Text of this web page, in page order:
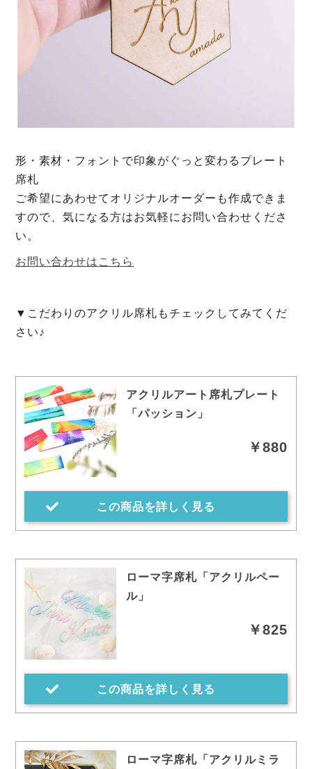
形・素材・フォントで印象がぐっと変わるプレート
席札
ご希望にあわせてオリジナルオーダーも作成できま
すので、気になる方はお気軽にお問い合わせくださ
い。
お問い合わせはこちら
▼こだわりのアクリル席札もチェックしてみてくだ
さい♪
アクリルアート席札プレート
「パッション」
￥880
この商品を詳しく見る
ローマ字席札「アクリルペー
ル」
￥825
この商品を詳しく見る
ローマ字席札「アクリルミラ